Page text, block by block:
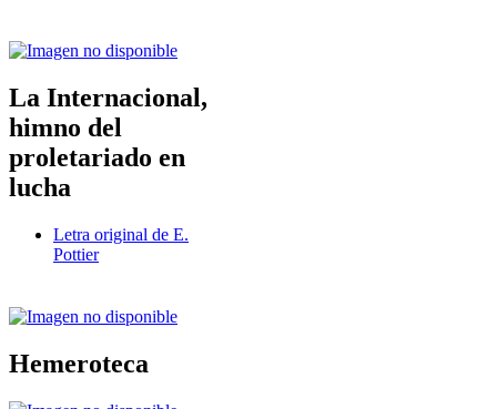
La Internacional,
himno del
proletariado en
lucha
Letra original de E.
Pottier
Hemeroteca